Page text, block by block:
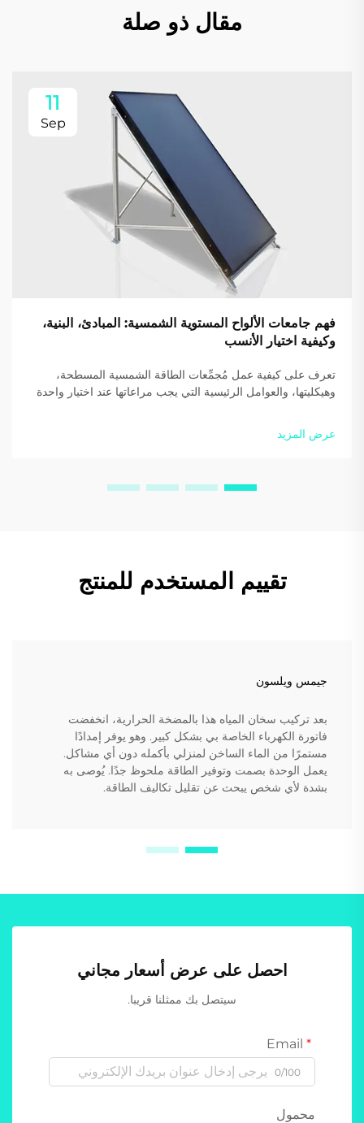
مقال ذو صلة
11
Sep
فهم جامعات الألواح المستوية الشمسية: المبادئ، البنية،
وكيفية اختيار الأنسب
تعرف على كيفية عمل مُجمِّعات الطاقة الشمسية المسطحة،
وهيكليتها، والعوامل الرئيسية التي يجب مراعاتها عند اختيار واحدة
عرض المزيد
تقييم المستخدم للمنتج
جيمس ويلسون
بعد تركيب سخان المياه هذا بالمضخة الحرارية، انخفضت
فاتورة الكهرباء الخاصة بي بشكل كبير. وهو يوفر إمدادًا
مستمرًا من الماء الساخن لمنزلي بأكمله دون أي مشاكل.
يعمل الوحدة بصمت وتوفير الطاقة ملحوظ جدًا. يُوصى به
بشدة لأي شخص يبحث عن تقليل تكاليف الطاقة.
احصل على عرض أسعار مجاني
سيتصل بك ممثلنا قريبا.
0/100
محمول